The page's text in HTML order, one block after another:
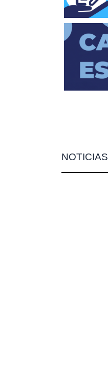
NOTICIAS